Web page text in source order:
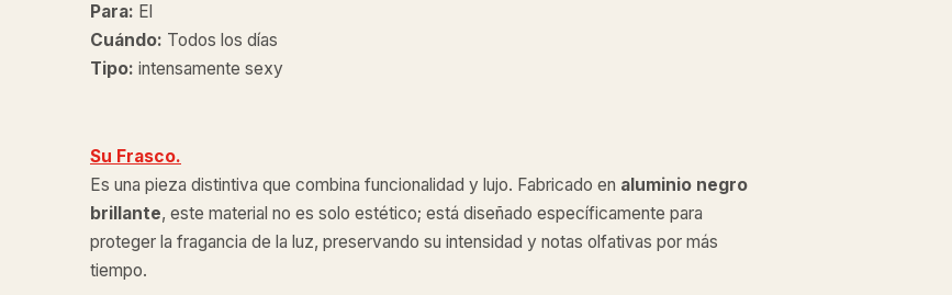
Para: El
Cuándo: Todos los días
Tipo: intensamente sexy
Su Frasco.
Es una pieza distintiva que combina funcionalidad y lujo. Fabricado en aluminio negro
brillante, este material no es solo estético; está diseñado específicamente para
proteger la fragancia de la luz, preservando su intensidad y notas olfativas por más
tiempo.